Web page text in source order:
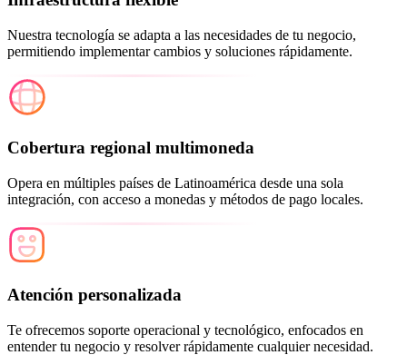
Nuestra tecnología se adapta a las necesidades de tu negocio,
permitiendo implementar cambios y soluciones rápidamente.
Cobertura regional multimoneda
Opera en múltiples países de Latinoamérica desde una sola
integración, con acceso a monedas y métodos de pago locales.
Atención personalizada
Te ofrecemos soporte operacional y tecnológico, enfocados en
entender tu negocio y resolver rápidamente cualquier necesidad.